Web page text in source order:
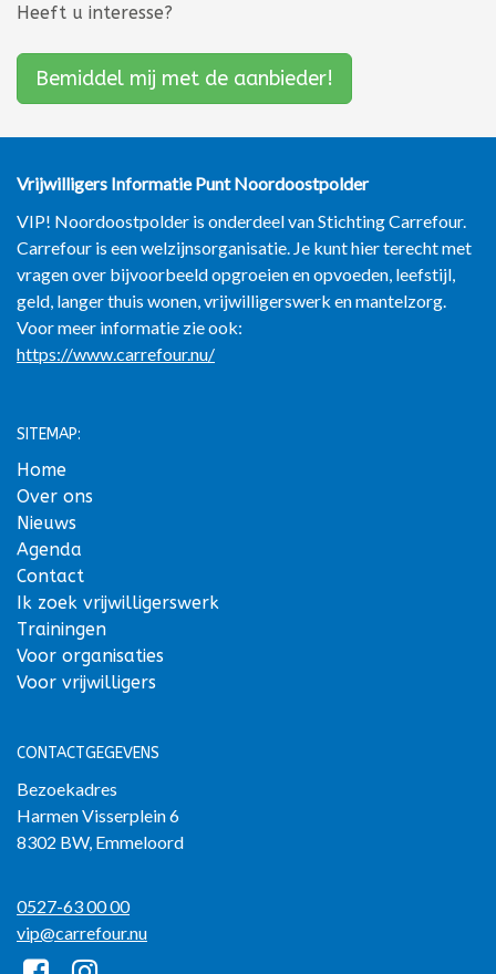
Heeft u interesse?
Bemiddel mij met de aanbieder!
Vrijwilligers Informatie PuntNoordoostpolder
VIP! Noordoostpolder is onderdeel van Stichting Carrefour.
Carrefour is een welzijnsorganisatie. Je kunt hier terecht met
vragen over bijvoorbeeld opgroeien en opvoeden, leefstijl,
geld, langer thuis wonen, vrijwilligerswerk en mantelzorg.
Voor meer informatie zie ook:
https://www.carrefour.nu/
SITEMAP:
Home
Over ons
Nieuws
Agenda
Contact
Ik zoek vrijwilligerswerk
Trainingen
Voor organisaties
Voor vrijwilligers
CONTACTGEGEVENS
Bezoekadres
Harmen Visserplein 6
8302 BW, Emmeloord
0527-63 00 00
vip@carrefour.nu